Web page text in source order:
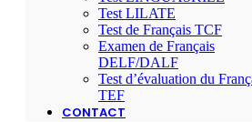
Test LILATE
Test de Français TCF
Examen de Français
DELF/DALF
Test d’évaluation du
TEF
CONTACT